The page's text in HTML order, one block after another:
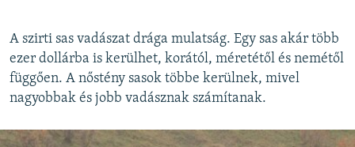
A szirti sas vadászat drága mulatság. Egy sas akár több
ezer dollárba is kerülhet, korától, méretétől és nemétől
függően. A nőstény sasok többe kerülnek, mivel
nagyobbak és jobb vadásznak számítanak.